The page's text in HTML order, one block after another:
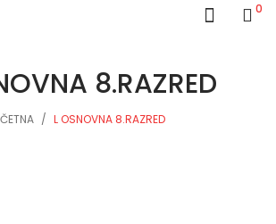
0
8.RAZRED
L OSNOVNA 8.RAZRED